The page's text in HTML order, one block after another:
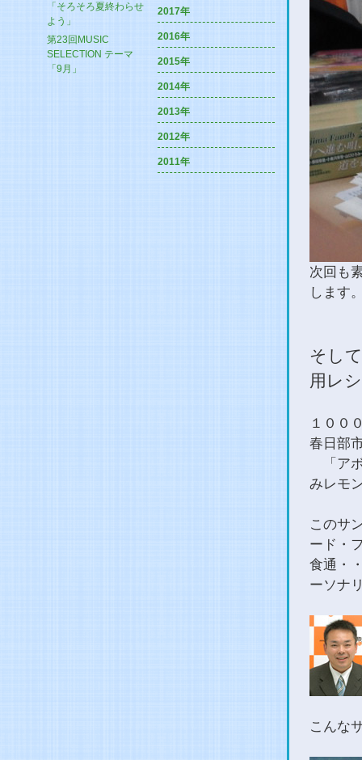
「そろそろ夏終わらせ
よう」
第23回MUSIC
SELECTION テーマ
「9月」
2017年
2016年
2015年
2014年
2013年
2012年
2011年
次回も
します
そし
用レ
１００
春日部
「ア
みレモ
このサ
ード・
食通・
ーソナ
こんな